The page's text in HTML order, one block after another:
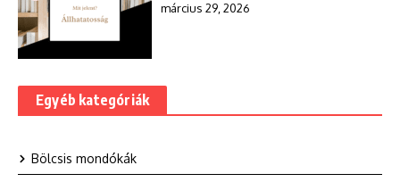
március 29, 2026
Egyéb kategóriák
Bölcsis mondókák